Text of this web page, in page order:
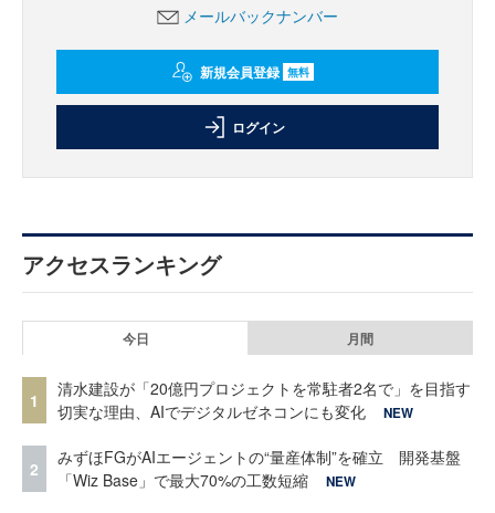
メールバックナンバー
新規会員登録 無料
ログイン
アクセスランキング
今日 月間
1
清水建設が「20億円プロジェクトを常駐者2名で」を目指す
切実な理由、AIでデジタルゼネコンにも変化
NEW
2
みずほFGがAIエージェントの“量産体制”を確立 開発基盤
「Wiz Base」で最大70%の工数短縮
NEW